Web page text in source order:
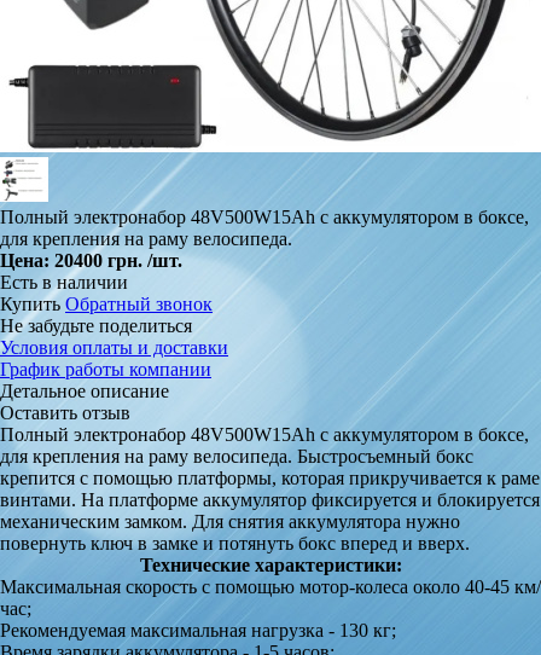
Полный электронабор 48V500W15Ah с аккумулятором в боксе,
для крепления на раму велосипеда.
Цена: 20400 грн. /шт.
Есть в наличии
Купить Обратный звонок
Не забудьте поделиться
Условия оплаты и доставки
График работы компании
Детальное описание
Оставить отзыв
Полный электронабор 48V500W15Ah с аккумулятором в боксе,
для крепления на раму велосипеда. Быстросъемный бокс
крепится с помощью платформы, которая прикручивается к раме
винтами. На платформе аккумулятор фиксируется и блокируется
механическим замком. Для снятия аккумулятора нужно
повернуть ключ в замке и потянуть бокс вперед и вверх.
Технические характеристики:
Максимальная скорость с помощью мотор-колеса около 40-45 км/
час;
Рекомендуемая максимальная нагрузка - 130 кг;